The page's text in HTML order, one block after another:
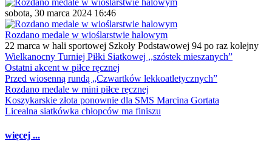
sobota, 30 marca 2024 16:46
Rozdano medale w wioślarstwie halowym
22 marca w hali sportowej Szkoły Podstawowej 94 po raz kolejny
Wielkanocny Turniej Piłki Siatkowej ,,szóstek mieszanych”
Ostatni akcent w piłce ręcznej
Przed wiosenną rundą „Czwartków lekkoatletycznych”
Rozdano medale w mini piłce ręcznej
Koszykarskie złota ponownie dla SMS Marcina Gortata
Licealna siatkówka chłopców ma finiszu
więcej ...